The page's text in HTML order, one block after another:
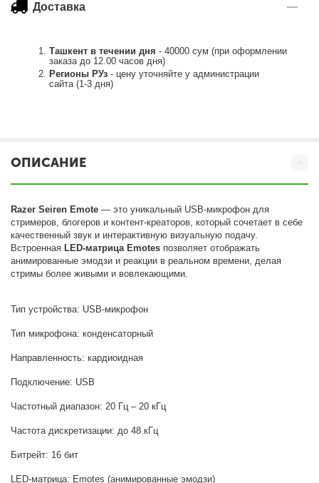
Доставка
Ташкент в течении дня - 40000 сум (при оформлении
заказа до 12.00 часов дня)
Регионы РУз - цену уточняйте у администрации
сайта (1-3 дня)
ОПИСАНИЕ
Razer Seiren Emote — это уникальный USB-микрофон для
стримеров, блогеров и контент-креаторов, который сочетает в себе
качественный звук и интерактивную визуальную подачу.
Встроенная LED-матрица Emotes позволяет отображать
анимированные эмодзи и реакции в реальном времени, делая
стримы более живыми и вовлекающими.
Тип устройства: USB-микрофон
Тип микрофона: конденсаторный
Направленность: кардиоидная
Подключение: USB
Частотный диапазон: 20 Гц – 20 кГц
Частота дискретизации: до 48 кГц
Битрейт: 16 бит
LED-матрица: Emotes (анимированные эмодзи)